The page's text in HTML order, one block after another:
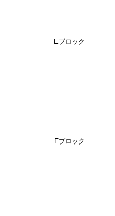
Eブロック
Fブロック